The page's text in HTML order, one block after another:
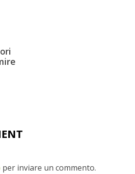
per inviare un commento.